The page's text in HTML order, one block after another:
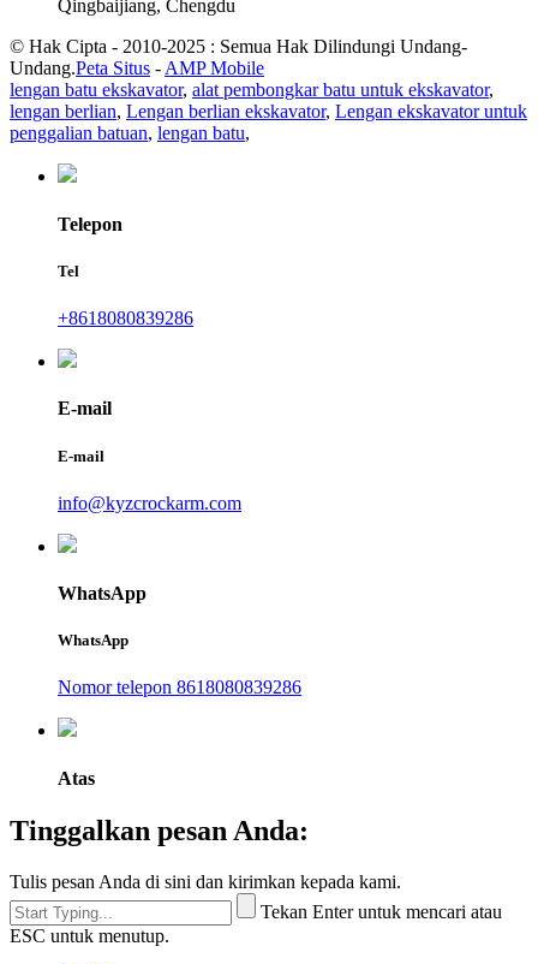
Qingbaijiang, Chengdu
© Hak Cipta - 2010-2025 : Semua Hak Dilindungi Undang-
Undang.Peta Situs -AMP Mobile
lengan batu ekskavator, alat pembongkar batu untuk ekskavator,
lengan berlian, Lengan berlian ekskavator, Lengan ekskavator untuk
penggalian batuan, lengan batu,
Telepon
Tel
+8618080839286
E-mail
E-mail
info@kyzcrockarm.com
WhatsApp
WhatsApp
Nomor telepon 8618080839286
Atas
Tinggalkan pesan Anda:
Tulis pesan Anda di sini dan kirimkan kepada kami.
Tekan Enter untuk mencari atau
ESC untuk menutup.